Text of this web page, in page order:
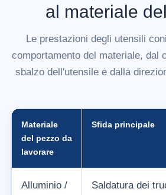
al materiale
Le prestazioni degli utensili
comportamento del materiale, dal
sbalzo dell'utensile e dalla
Materiale
del pezzo da
lavorare
Sfida principale
Alluminio /
Saldatura dei
German
French